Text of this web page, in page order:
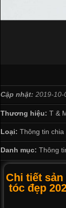
Cập nhật: 2019-10-
Thương hiệu: T &
Loại: Thông tin chia
Danh mục: Thông
Chi tiết
tóc đẹp